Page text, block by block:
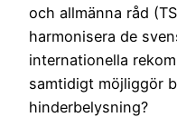
och allmänna råd
harmonisera de
internationella
samtidigt möjliggör
hinderbelysning?